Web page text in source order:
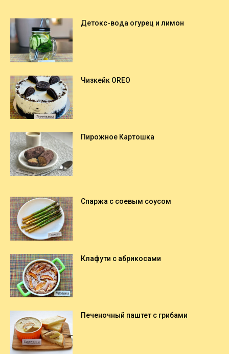
Детокс-вода огурец и лимон
Чизкейк OREO
Пирожное Картошка
Спаржа с соевым соусом
Клафути с абрикосами
Печеночный паштет с грибами